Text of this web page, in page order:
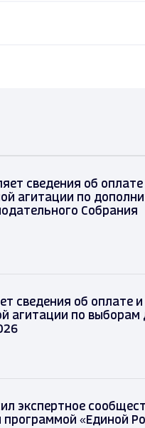
сведения об
агитации по
Собрания
сведения об оплате
агитации по выборам
экспертное
«Единой